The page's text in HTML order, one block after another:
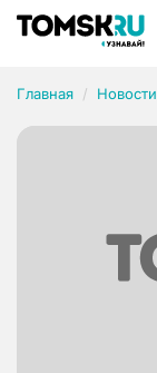
Главная Новости